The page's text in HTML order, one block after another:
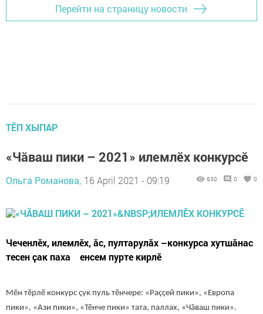
Перейти на страницу новости
ТӖП ХЫПАР
«Чӑваш пики – 2021» илемлӗх конкурсӗ
Ольга Романова, 16 April 2021 - 09:19 630 0 0
Чеченлӗх, илемлӗх, ӑс, пултарулăх –конкурса хутшӑнас
тесен ҫак паха енсем пурте кирлӗ
Мӗн тӗрлӗ конкурс çук пуль тӗнчере: «Раççей пики», «Европа
пики», «Ази пики», «Тӗнче пики» тата, паллах, «Чăваш пики».